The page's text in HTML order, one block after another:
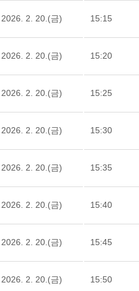
2026. 2. 20.(금) 15:15
2026. 2. 20.(금) 15:20
2026. 2. 20.(금) 15:25
2026. 2. 20.(금) 15:30
2026. 2. 20.(금) 15:35
2026. 2. 20.(금) 15:40
2026. 2. 20.(금) 15:45
2026. 2. 20.(금) 15:50